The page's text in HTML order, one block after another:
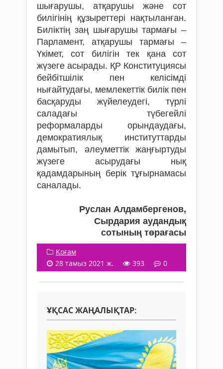
шығарушы, атқарушы және сот
билігінің құзыреттері нақтыланған.
Биліктің заң шығарушы тармағы –
Парламент, атқарушы тармағы –
Үкімет, сот билігін тек қана сот
жүзеге асырады. ҚР Конституциясы
бейбітшілік пен келісімді
нығайтудағы, мемлекеттік билік пен
басқаруды жүйелеудегі, түрлі
саладағы түбегейлі
реформаларды орындаудағы,
демократиялық институттарды
дамытып, әлеуметтік жаңғыртуды
жүзеге асырудағы нық
қадамдарының бе­рік тұғырнамасы
саналады.
Руслан Алдамбергенов,
Сырдария аудандық
сотының төрағасы
Қоғам
28 тамыз 2021 ж.
393 0
ҰҚСАС ЖАҢАЛЫҚТАР: